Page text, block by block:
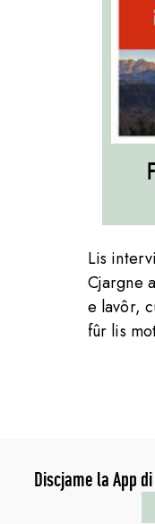
Lis
Cjargne
e lavôr,
fûr lis
Discjame la App